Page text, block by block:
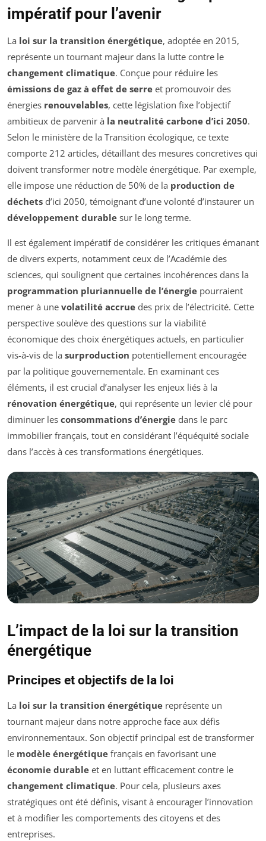
impératif pour l’avenir
La loi sur la transition énergétique, adoptée en 2015,
représente un tournant majeur dans la lutte contre le
changement climatique. Conçue pour réduire les
émissions de gaz à effet de serre et promouvoir des
énergies renouvelables, cette législation fixe l’objectif
ambitieux de parvenir à la neutralité carbone d’ici 2050.
Selon le ministère de la Transition écologique, ce texte
comporte 212 articles, détaillant des mesures concretives qui
doivent transformer notre modèle énergétique. Par exemple,
elle impose une réduction de 50% de la production de
déchets d’ici 2050, témoignant d’une volonté d’instaurer un
développement durable sur le long terme.
Il est également impératif de considérer les critiques émanant
de divers experts, notamment ceux de l’Académie des
sciences, qui soulignent que certaines incohérences dans la
programmation pluriannuelle de l’énergie pourraient
mener à une volatilité accrue des prix de l’électricité. Cette
perspective soulève des questions sur la viabilité
économique des choix énergétiques actuels, en particulier
vis-à-vis de la surproduction potentiellement encouragée
par la politique gouvernementale. En examinant ces
éléments, il est crucial d’analyser les enjeux liés à la
rénovation énergétique, qui représente un levier clé pour
diminuer les consommations d’énergie dans le parc
immobilier français, tout en considérant l’équéquité sociale
dans l’accès à ces transformations énergétiques.
L’impact de la loi sur la transition
énergétique
Principes et objectifs de la loi
La loi sur la transition énergétique représente un
tournant majeur dans notre approche face aux défis
environnementaux. Son objectif principal est de transformer
le modèle énergétique français en favorisant une
économie durable et en luttant efficacement contre le
changement climatique. Pour cela, plusieurs axes
stratégiques ont été définis, visant à encourager l’innovation
et à modifier les comportements des citoyens et des
entreprises.